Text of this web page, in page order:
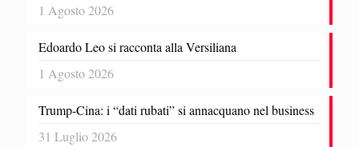
1 Agosto 2026
Edoardo Leo si racconta alla Versiliana
1 Agosto 2026
Trump-Cina: i “dati rubati” si annacquano nel business
31 Luglio 2026